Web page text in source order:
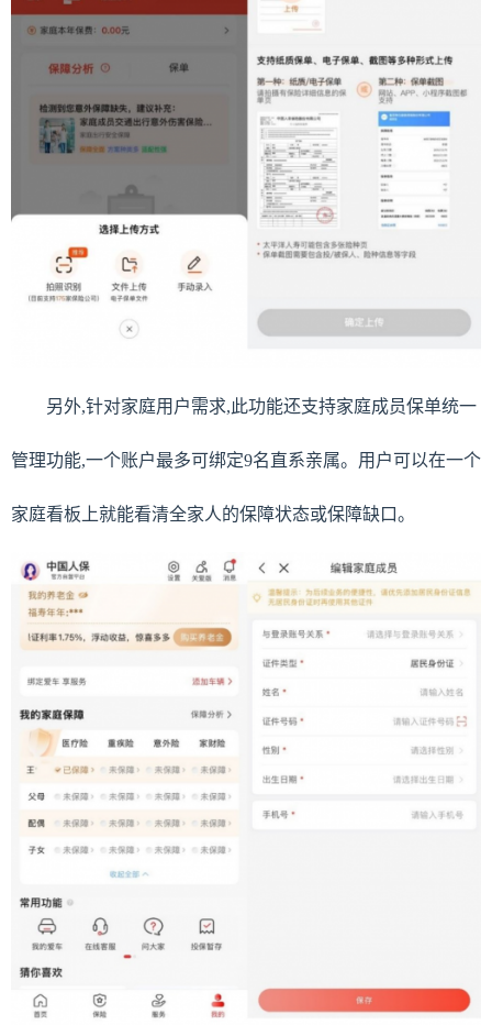
另外,针对家庭用户需求,此功能还支持家庭成员保单统一
管理功能,一个账户最多可绑定9名直系亲属。用户可以在一个
家庭看板上就能看清全家人的保障状态或保障缺口。